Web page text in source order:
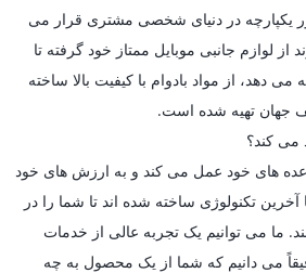
یکپارچه در دنیای شخصی مشتری قرار می
لوازم جانبی موبایل ممتاز خود گرفته تا
دهد، از مواد بادوام با کیفیت بالا ساخته
جهان تهیه شده است.
می کند؟
های خود عمل می کند و به ارزش های خود
تکنولوژی ساخته شده اند تا شما را در
ما می توانیم یک تجربه عالی از خدمات
می دانیم که شما از یک محصول به چه